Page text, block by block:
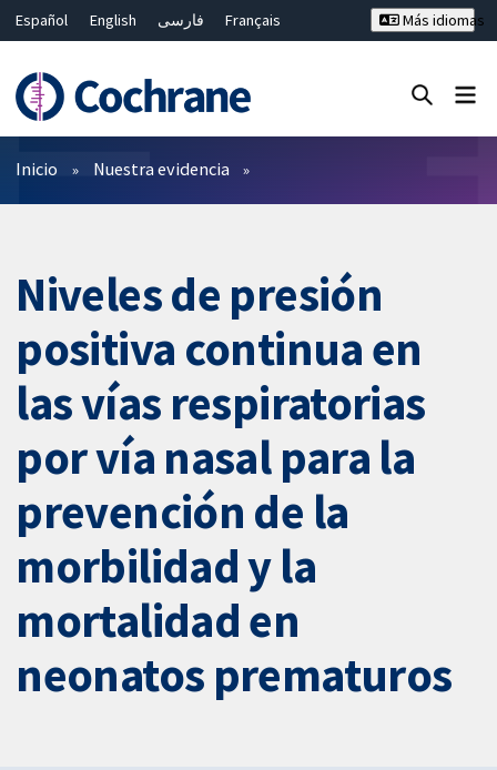
Español English فارسی
Français
Bahasa Malaysia
ไทย 繁體中文
Más idiomas
Filtros
Inicio Nuestra evidencia
Niveles de presión
positiva continua en
las vías respiratorias
por vía nasal para la
prevención de la
morbilidad y la
mortalidad en
neonatos prematuros